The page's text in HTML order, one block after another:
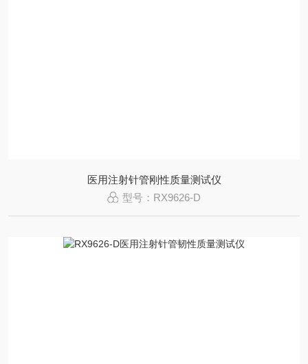
医用注射针管刚性质量测试仪
型号：RX9626-D